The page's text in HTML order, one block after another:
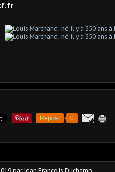
Repost 0